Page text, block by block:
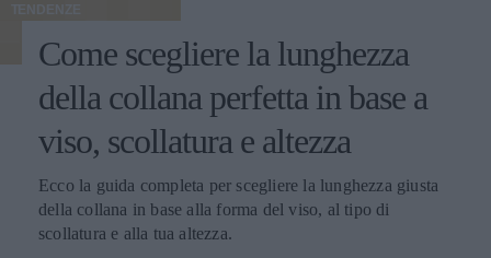
TENDENZE
Come scegliere la lunghezza
della collana perfetta in base a
viso, scollatura e altezza
Ecco la guida completa per scegliere la lunghezza giusta
della collana in base alla forma del viso, al tipo di
scollatura e alla tua altezza.